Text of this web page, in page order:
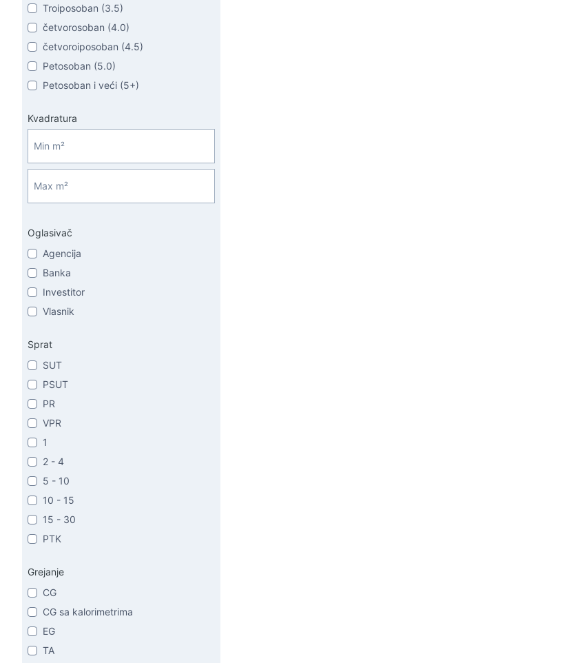
Troiposoban (3.5)
četvorosoban (4.0)
četvoroiposoban (4.5)
Petosoban (5.0)
Petosoban i veći (5+)
Kvadratura
Oglasivač
Agencija
Banka
Investitor
Vlasnik
Sprat
SUT
PSUT
PR
VPR
1
2 - 4
5 - 10
10 - 15
15 - 30
PTK
Grejanje
CG
CG sa kalorimetrima
EG
TA